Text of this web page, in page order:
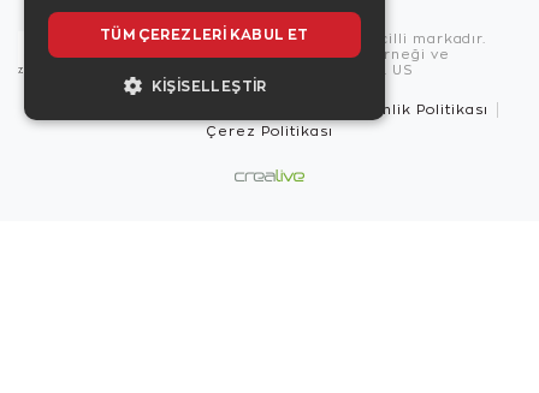
Copyright © 2026, Zen Diamond tescilli markadır.
Zen Diamond Birleşmiş Markalar Derneği ve
Turquality Destek Programı üyesidir. US
Güvenlik Politikası
Çerez Politikası
TÜM ÇEREZLERI KABUL ET
KIŞISELLEŞTIR